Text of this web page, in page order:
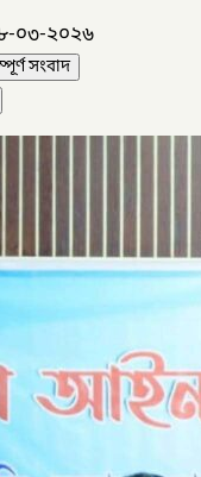
০৩-২০২৬
সংবাদ